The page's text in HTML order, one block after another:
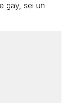
gay, sei un